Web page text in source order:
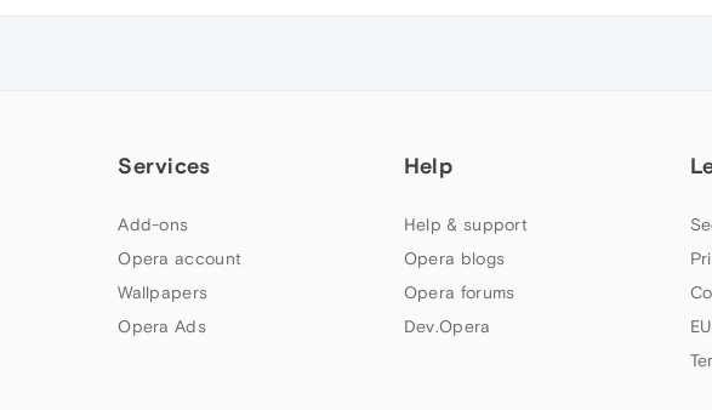
Services
Add-ons
Opera account
Wallpapers
Opera Ads
Help
Help & support
Opera blogs
Opera forums
Dev.Opera